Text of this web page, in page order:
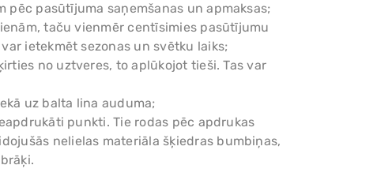
pasūtījuma saņemšanas un apmaksas;
taču vienmēr centīsimies pasūtījumu
ietekmēt sezonas un svētku laiks;
no uztveres, to aplūkojot tieši. Tas var
uz balta lina auduma;
punkti. Tie rodas pēc apdrukas
nelielas materiāla šķiedras bumbiņas,